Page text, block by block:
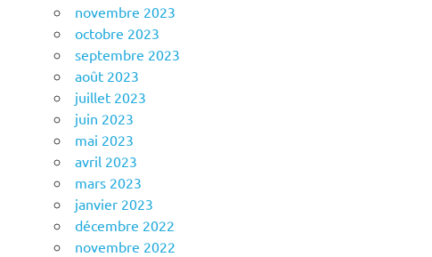
novembre 2023
octobre 2023
septembre 2023
août 2023
juillet 2023
juin 2023
mai 2023
avril 2023
mars 2023
janvier 2023
décembre 2022
novembre 2022